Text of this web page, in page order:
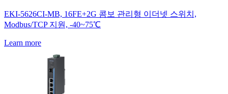
EKI-5626CI-MB, 16FE+2G 콤보 관리형 이더넷 스위치,
Modbus/TCP 지원, -40~75℃
Learn more